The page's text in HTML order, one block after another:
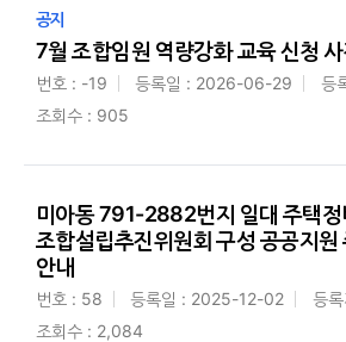
공지
7월 조합임원 역량강화 교육 신청
번호 : -19 등록일 : 2026-06-29
등
조회수 : 905
미아동 791-2882번지 일대 주택정
조합설립추진위원회 구성 공공지원
안내
번호 : 58 등록일 : 2025-12-02
등
조회수 : 2,084